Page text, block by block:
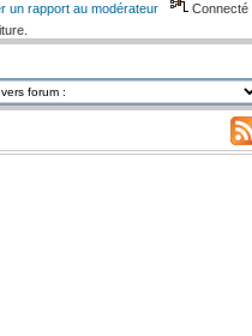
un rapport au modérateur
Connecté